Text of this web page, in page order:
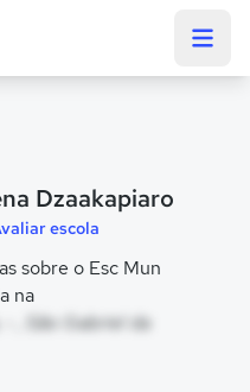
Dzaakapiaro
escola
sobre o Esc Mun
na
- , São Gabriel da